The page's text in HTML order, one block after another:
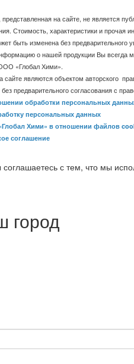
на сайте, не является
Стоимость, характеристики и прочая
быть изменена без предварительного
о нашей продукции Вы всегда
«Глобал Хими».
сайте являются объектом авторского
предварительного согласования с
обработки персональных
персональных данных
Хими» в отношении файлов
соглашение
с тем, что мы
город